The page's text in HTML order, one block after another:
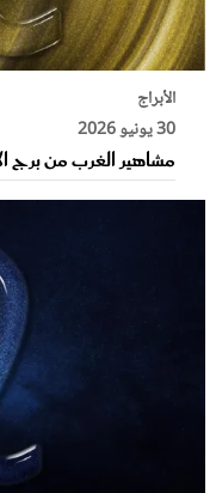
الأبراج
30 يونيو 2026
مشاهير الغرب من برج